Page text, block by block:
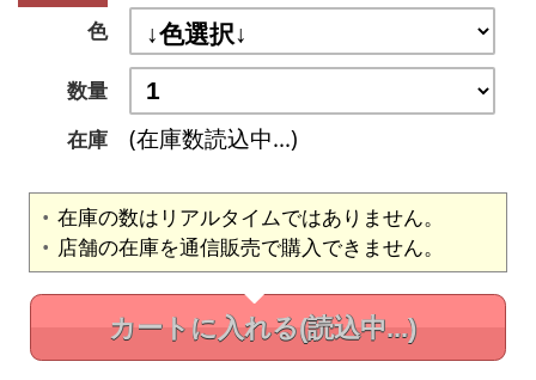
色
数量
在庫
(在庫数読込中...)
在庫の数はリアルタイムではありません。
店舗の在庫を通信販売で購入できません。
カートに入れる(読込中...)